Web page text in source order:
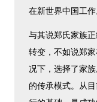
在新世界中国工作
与其说郑氏家族
转变，不如说郑
况下，选择了家
的传承模式。从